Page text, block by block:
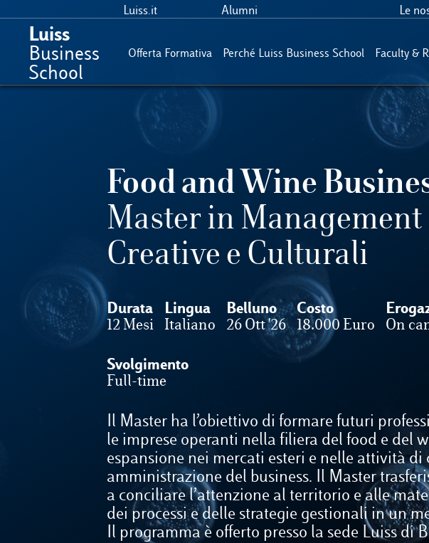
Luiss.it Alumni Le
Luiss
Business
School
Offerta Formativa Perché Luiss Business School Faculty &
Food and Wine
Master in
Creative e Culturali
Durata
12 Mesi
Lingua
Italiano
Belluno
26 Ott '26
Costo
18.000 Euro On
Svolgimento
Full-time
Il Master ha l’obiettivo di formare futuri
le imprese operanti nella filiera del food e del
espansione nei mercati esteri e nelle attività di
amministrazione del business. Il Master
a conciliare l’attenzione al territorio e alle
dei processi e delle strategie gestionali in un
Il programma è offerto presso la sede Luiss di